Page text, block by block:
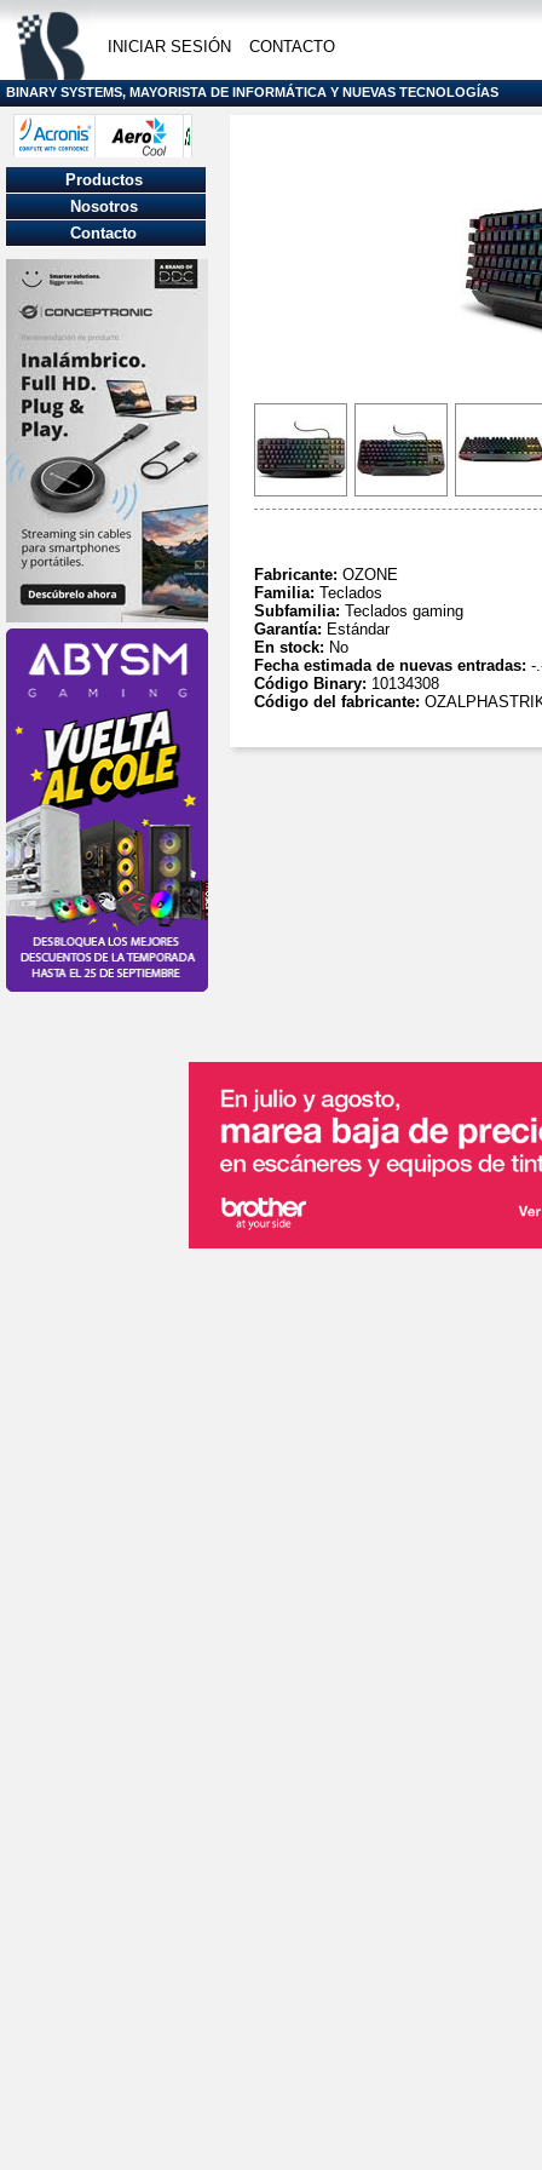
INICIAR SESIÓN CONTACTO
BINARY SYSTEMS, MAYORISTA DE INFORMÁTICA Y NUEVAS TECNOLOGÍAS
Fabricante: OZONE
Familia: Teclados
Subfamilia: Teclados gaming
Garantía: Estándar
En stock: No
Fecha estimada de nuevas entradas: -
Código Binary: 10134308
Código del fabricante:
Productos
Nosotros
Contacto